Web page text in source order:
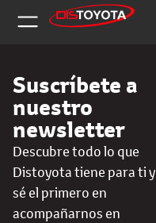
Suscríbete a
nuestro
newsletter
Descubre todo lo que
Distoyota tiene para ti y
sé el primero en
acompañarnos en